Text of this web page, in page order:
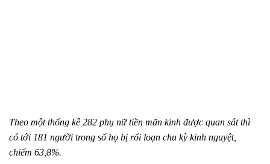
Theo một thống kê 282 phụ nữ tiền mãn kinh được quan sát thì
có tới 181 người trong số họ bị rối loạn chu kỳ kinh nguyệt,
chiếm 63,8%.